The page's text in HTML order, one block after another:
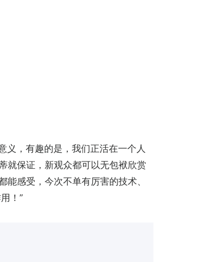
义，有趣的是，我们正活在一个人
就保证，新观众都可以无包袱欣赏
能感受，今次不单有厉害的技术、
！”